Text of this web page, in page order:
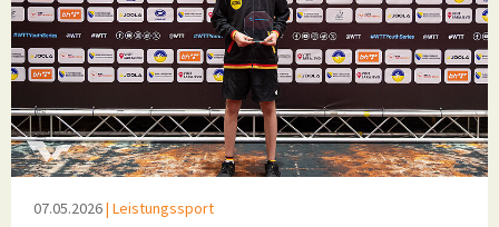
07.05.2026| Leistungssport